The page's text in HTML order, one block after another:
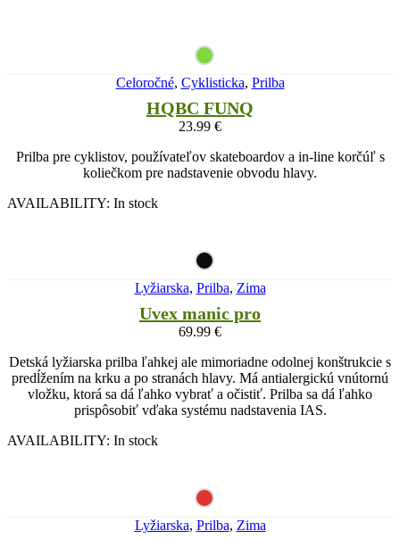
Celoročné, Cyklisticka, Prilba
HQBC FUNQ
23.99 €
Prilba pre cyklistov, používateľov skateboardov a in-line korčúľ s
koliečkom pre nadstavenie obvodu hlavy.
AVAILABILITY: In stock
Lyžiarska, Prilba, Zima
Uvex manic pro
69.99 €
Detská lyžiarska prilba ľahkej ale mimoriadne odolnej konštrukcie s
predĺžením na krku a po stranách hlavy. Má antialergickú vnútornú
vložku, ktorá sa dá ľahko vybrať a očistiť. Prilba sa dá ľahko
prispôsobiť vďaka systému nadstavenia IAS.
AVAILABILITY: In stock
Lyžiarska, Prilba, Zima